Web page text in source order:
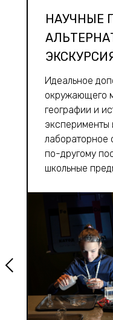
НАУЧНЫЕ
Идеальное
окружающего
географии и
эксперименты
лабораторное
по-другому
школьные